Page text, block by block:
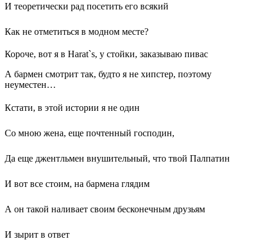
И теоретически рад посетить его всякий
Как не отметиться в модном месте?
Короче, вот я в Harat`s, у стойки, заказываю пивас
А бармен смотрит так, будто я не хипстер, поэтому
неуместен…
Кстати, в этой истории я не один
Со мною жена, еще почтенный господин,
Да еще джентльмен внушительный, что твой Палпатин
И вот все стоим, на бармена глядим
А он такой наливает своим бесконечным друзьям
И зырит в ответ